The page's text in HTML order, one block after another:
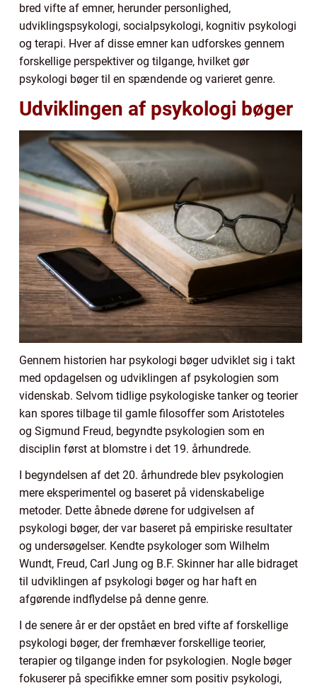
bred vifte af emner, herunder personlighed,
udviklingspsykologi, socialpsykologi, kognitiv psykologi
og terapi. Hver af disse emner kan udforskes gennem
forskellige perspektiver og tilgange, hvilket gør
psykologi bøger til en spændende og varieret genre.
Udviklingen af psykologi bøger
Gennem historien har psykologi bøger udviklet sig i takt
med opdagelsen og udviklingen af psykologien som
videnskab. Selvom tidlige psykologiske tanker og teorier
kan spores tilbage til gamle filosoffer som Aristoteles
og Sigmund Freud, begyndte psykologien som en
disciplin først at blomstre i det 19. århundrede.
I begyndelsen af det 20. århundrede blev psykologien
mere eksperimentel og baseret på videnskabelige
metoder. Dette åbnede dørene for udgivelsen af
psykologi bøger, der var baseret på empiriske resultater
og undersøgelser. Kendte psykologer som Wilhelm
Wundt, Freud, Carl Jung og B.F. Skinner har alle bidraget
til udviklingen af psykologi bøger og har haft en
afgørende indflydelse på denne genre.
I de senere år er der opstået en bred vifte af forskellige
psykologi bøger, der fremhæver forskellige teorier,
terapier og tilgange inden for psykologien. Nogle bøger
fokuserer på specifikke emner som positiv psykologi,